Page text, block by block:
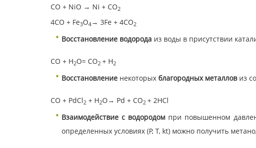
СО + NiO → Ni + CO2
4CO + Fe3O4→ 3Fe + 4CO2
Восстановление водорода из воды в присутствии
СО + Н2О= CO2 + Н2
Восстановление некоторых благородных металлов из
СО + PdCl2 + Н2О→ Pd + CO2 + 2HCl
Взаимодействие с водородом при повышенном
определенных условиях (P, T, kt) можно получить